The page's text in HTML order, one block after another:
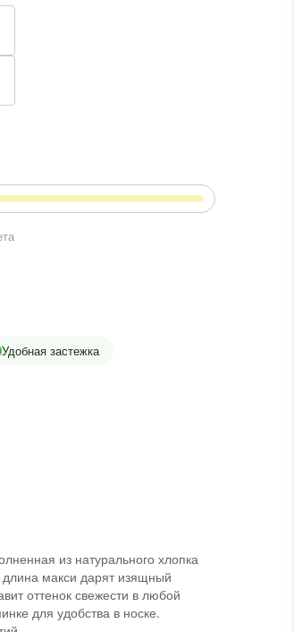
Удобная застежка
из натурального хлопка
макси дарят изящный
оттенок свежести в любой
для удобства в носке.